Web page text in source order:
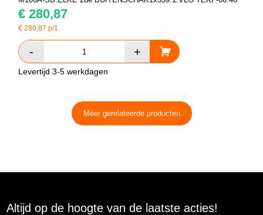
€ 280,87
€280,87 p/1
Levertijd 3-5 werkdagen
Meer gerelateerde producten
Altijd op de hoogte van de laatste acties!